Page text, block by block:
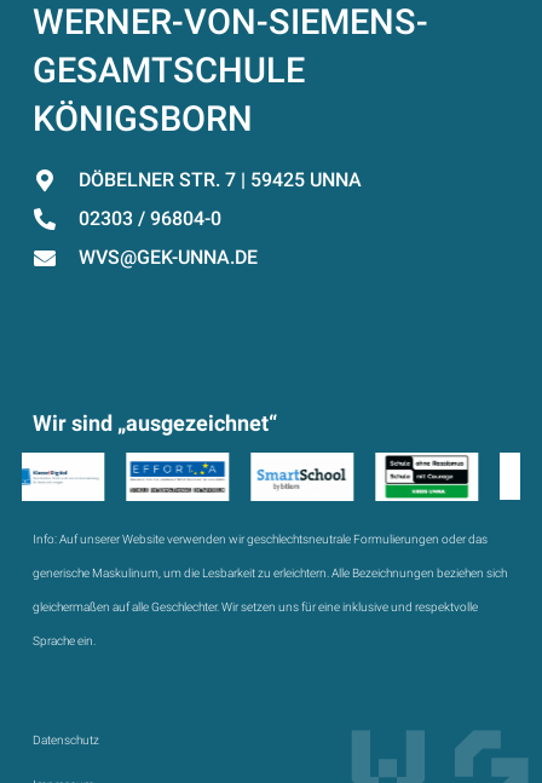
WERNER-VON-SIEMENS-
GESAMTSCHULE
KÖNIGSBORN
DÖBELNER STR. 7 | 59425 UNNA
02303 / 96804-0
WVS@GEK-UNNA.DE
Wir sind „ausgezeichnet“
Info:Auf unserer Website verwenden wir geschlechtsneutrale Formulierungen oder das
generische Maskulinum, um die Lesbarkeit zu erleichtern. Alle Bezeichnungen beziehen sich
gleichermaßen auf alle Geschlechter. Wir setzen uns für eine inklusive und respektvolle
Sprache ein.
Datenschutz